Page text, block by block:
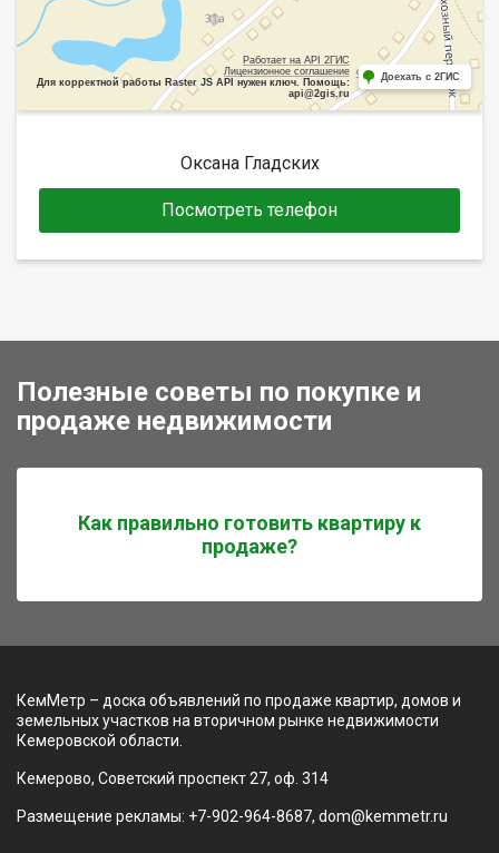
Работает на API 2ГИС
Лицензионное соглашение
Для корректной работы Raster JS API нужен ключ. Помощь:
api@2gis.ru
Доехать с 2ГИС
Оксана Гладских
Посмотреть телефон
Полезные советы по покупке и
продаже недвижимости
Как правильно готовить квартиру к
продаже?
КемМетр – доска объявлений по продаже квартир, домов и
земельных участков на вторичном рынке недвижимости
Кемеровской области.
Кемерово, Советский проспект 27, оф. 314
Размещение рекламы: +7-902-964-8687, dom@kemmetr.ru